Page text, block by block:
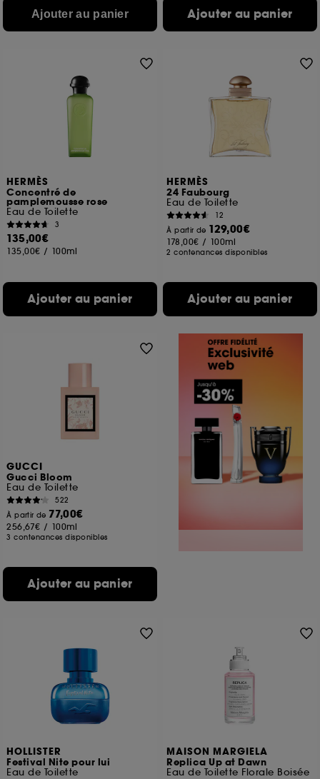
Ajouter au panier Ajouter au panier
HERMÈS
Concentré de
pamplemousse rose
Eau de Toilette
3
135,00€
135,00€ / 100ml
Ajouter au panier
HERMÈS
24 Faubourg
Eau de Toilette
12
À partir de 129,00€
178,00€ / 100ml
2 contenances disponibles
Ajouter au panier
GUCCI
Gucci Bloom
Eau de Toilette
522
À partir de 77,00€
256,67€ / 100ml
3 contenances disponibles
Ajouter au panier
HOLLISTER
Festival Nite pour lui
Eau de Toilette
MAISON MARGIELA
Replica Up at Dawn
Eau de Toilette Florale Boisée